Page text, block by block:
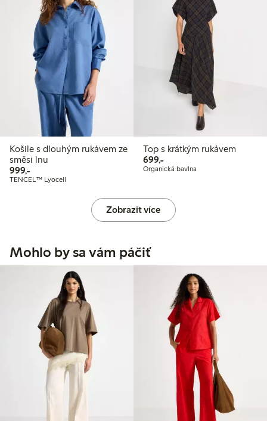
Košile s dlouhým rukávem ze
směsi lnu
999,-999,00 Kč
TENCEL™ Lyocell
Top s krátkým rukávem
699,-699,00 Kč
Organická bavlna
Zobrazit více
Mohlo by sa vám páčiť